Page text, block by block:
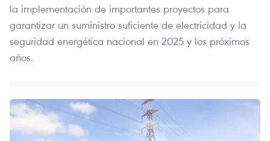
la implementación de importantes proyectos para
garantizar un suministro suficiente de electricidad y la
seguridad energética nacional en 2025 y los próximos
años.